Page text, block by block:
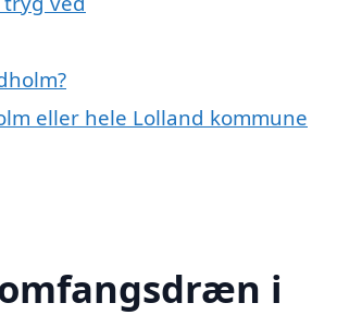
eller hele Lolland kommune
i